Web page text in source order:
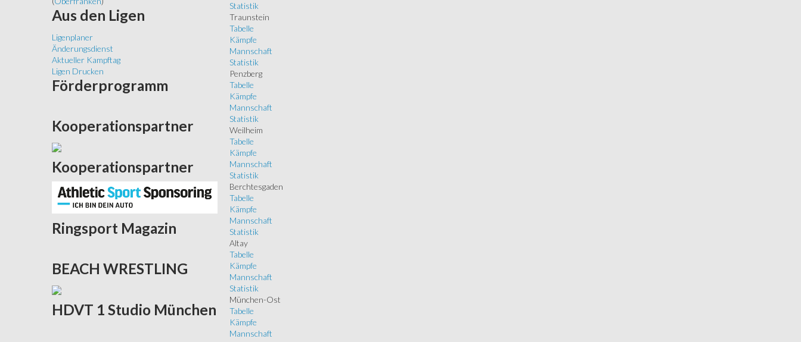
Statistik
Traunstein
Tabelle
Kämpfe
Mannschaft
Statistik
Penzberg
Tabelle
Kämpfe
Mannschaft
Statistik
Weilheim
Tabelle
Kämpfe
Mannschaft
Statistik
Berchtesgaden
Tabelle
Kämpfe
Mannschaft
Statistik
Altay
Tabelle
Kämpfe
Mannschaft
Statistik
München-Ost
Tabelle
Kämpfe
Mannschaft
Aus den Ligen
Ligenplaner
Änderungsdienst
Aktueller Kampftag
Ligen Drucken
Förderprogramm
Kooperationspartner
Kooperationspartner
Ringsport Magazin
BEACH WRESTLING
HDVT 1 Studio München